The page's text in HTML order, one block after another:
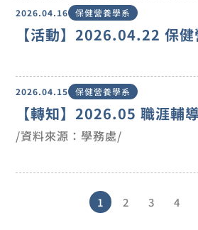
2026.04.16 保健營養學系
【活動】2026.04.22 保
2026.04.15 保健營養學系
【轉知】2026.05 職涯輔
年署補助)
/資料來源：學務處/
1 2 3 4